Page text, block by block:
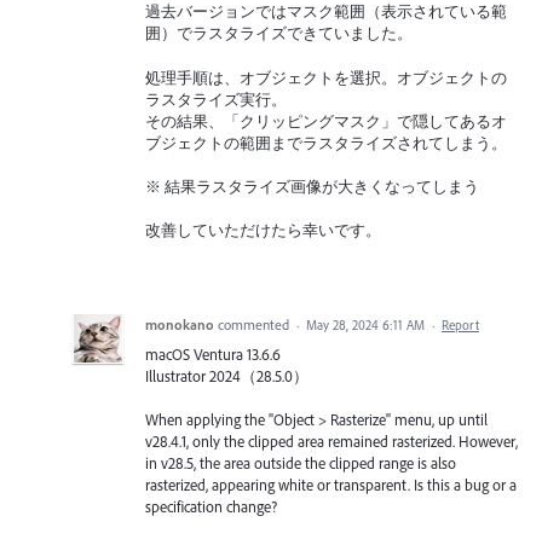
過去バージョンではマスク範囲（表示されている範
囲）でラスタライズできていました。
処理手順は、オブジェクトを選択。オブジェクトの
ラスタライズ実行。
その結果、「クリッピングマスク」で隠してあるオ
ブジェクトの範囲までラスタライズされてしまう。
※ 結果ラスタライズ画像が大きくなってしまう
改善していただけたら幸いです。
monokano commented · May 28, 2024 6:11 AM · Report
macOS Ventura 13.6.6
Illustrator 2024（28.5.0）
When applying the "Object > Rasterize" menu, up until
v28.4.1, only the clipped area remained rasterized. However,
in v28.5, the area outside the clipped range is also
rasterized, appearing white or transparent. Is this a bug or a
specification change?